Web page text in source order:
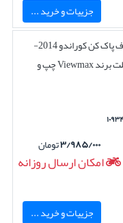
جزییات و خرید ...
تیغه برف پاک کن کوراندو 2014-
2010 فلت برند Viewmax چپ و
۳/۹۸۵/۰۰۰تومان
امکان ارسال روزانه
جزییات و خرید ...